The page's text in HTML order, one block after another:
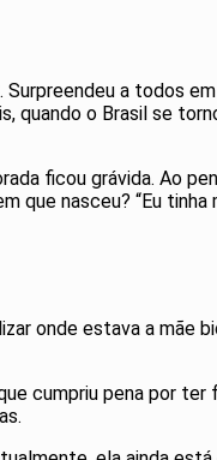
a todos
quando o Brasil se
ficou grávida. Ao
que nasceu? “Eu
onde estava a mãe
cumpriu pena por